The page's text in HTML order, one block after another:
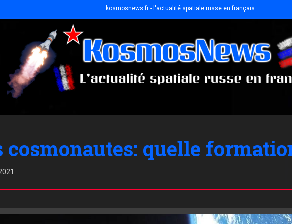
kosmosnews.fr - l'actualité spatiale russe en français
cosmonautes: quelle